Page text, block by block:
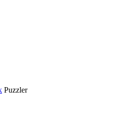
Puzzler